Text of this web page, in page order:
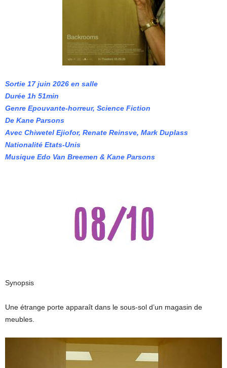
Sortie 17 juin 2026 en salle
Durée 1h 51min
Genre Epouvante-horreur, Science Fiction
De Kane Parsons
Avec Chiwetel Ejiofor, Renate Reinsve, Mark Duplass
Nationalité Etats-Unis
Musique Edo Van Breemen & Kane Parsons
Synopsis
Une étrange porte apparaît dans le sous-sol d’un magasin de
meubles.